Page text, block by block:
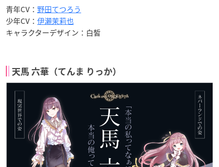
青年CV： 野田てつろう
少年CV： 伊瀬茉莉也
キャラクターデザイン：白皙
天馬 六華（てんま りっか）